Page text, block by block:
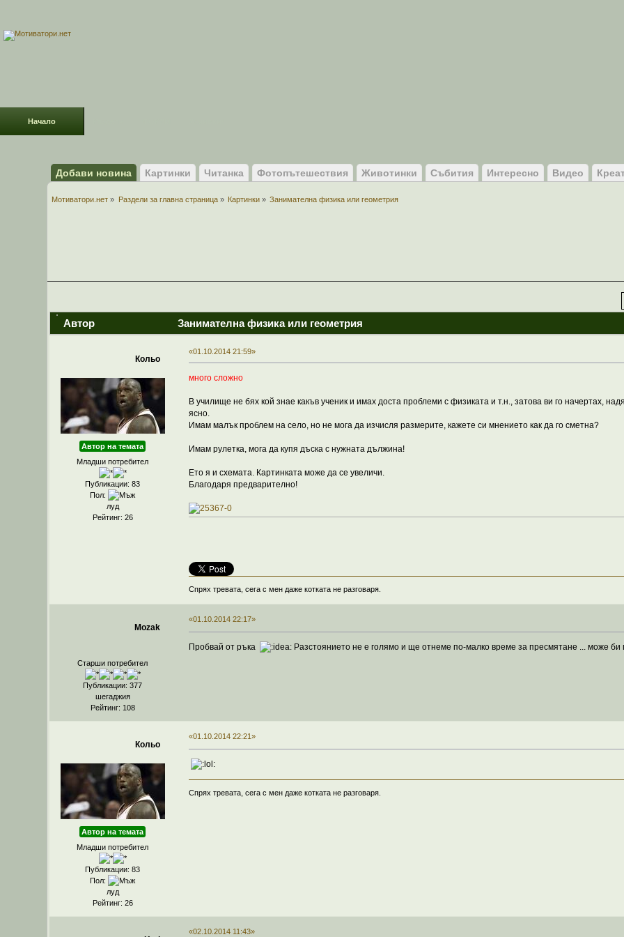
Начало
Добави новина Картинки Читанка Фотопътешествия Животинки Събития Интересно Видео
Мотиватори.нет » Раздели за главна страница» Картинки » Занимателна физика или геометрия
Автор Занимателна физика или геометрия
Кольо
Автор на темата
Младши потребител
Публикации: 83
Пол:
луд
Рейтинг: 26
«01.10.2014 21:59»
много сложно
В училище не бях кой знае какъв ученик и имах доста проблеми с физиката и т.н., затова ви го начертах,
ясно.
Имам малък проблем на село, но не мога да изчисля размерите, кажете си мнението как да го сметна?
Имам рулетка, мога да купя дъска с нужната дължина!
Ето я и схемата. Картинката може да се увеличи.
Благодаря предварително!
Спрях тревата, сега с мен даже котката не разговаря.
Mozak
Старши потребител
Публикации: 377
шегаджия
Рейтинг: 108
«01.10.2014 22:17»
Пробвай от ръка Разстоянието не е голямо и ще отнеме по-малко време за пресмятане ... може
Кольо
Автор на темата
Младши потребител
Публикации: 83
Пол:
луд
Рейтинг: 26
«01.10.2014 22:21»
Спрях тревата, сега с мен даже котката не разговаря.
«02.10.2014 11:43»